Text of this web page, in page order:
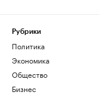
Рубрики
Политика
Экономика
Общество
Бизнес